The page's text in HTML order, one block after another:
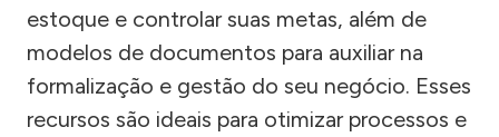
estoque e controlar suas metas, além de
modelos de documentos para auxiliar na
formalização e gestão do seu negócio. Esses
recursos são ideais para otimizar processos e